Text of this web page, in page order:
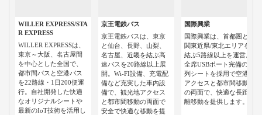
WILLER EXPRESS/STA
R EXPRESS
WILLER EXPRESSは、
東京～大阪、名古屋間
を中心とした全国で、
都市間バスと空港バス
を22路線・1日200便運
行。自社開発した快適
なオリジナルシートや
最新のIoT技術を活用し
京王電鉄バス
京王電鉄バスは、東京
と仙台、長野、山梨、
名古屋、近畿を結ぶ高
速バスを20路線以上展
開。Wi-FI設備、充電配
備など充実した車内設
備で、観光地アクセス
と都市間移動の両面で
安全で快適な移動を提
国際興業
国際興業は、首都圏と
関東近県/東北エリアを
結ぶ5路線以上を運営。
全席USBポート完備の3
列シートを採用で空港
アクセスと都市間移動
の両面で、快適な長距
離移動を提供します。